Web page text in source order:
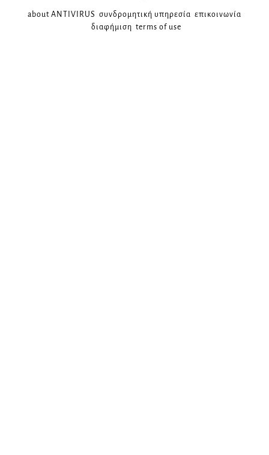
about ANTIVIRUS συνδρομητική υπηρεσία επικοινωνία
διαφήμιση terms of use